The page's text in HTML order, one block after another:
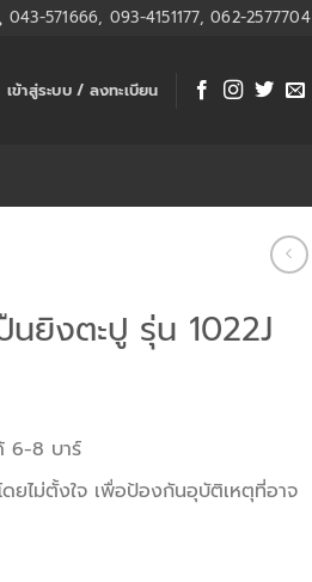
043-571666, 093-4151177, 062-2577704
เข้าสู่ระบบ / ลงทะเบียน
นยิงตะปู รุ่น 1022J
6-8 บาร์
ยไม่ตั้งใจ เพื่อป้องกันอุบัติเหตุที่อาจ